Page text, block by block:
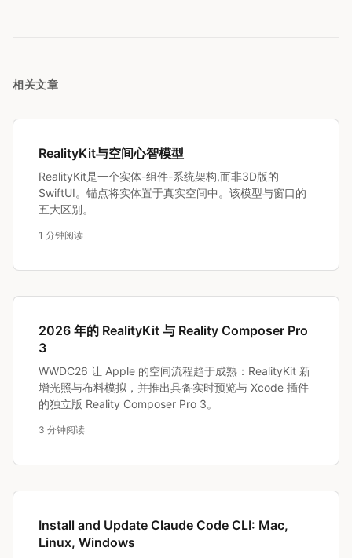
相关文章
RealityKit与空间心智模型
RealityKit是一个实体-组件-系统架构,而非3D版的
SwiftUI。锚点将实体置于真实空间中。该模型与窗口的
五大区别。
1 分钟阅读
2026 年的 RealityKit 与 Reality Composer Pro
3
WWDC26 让 Apple 的空间流程趋于成熟：RealityKit 新
增光照与布料模拟，并推出具备实时预览与 Xcode 插件
的独立版 Reality Composer Pro 3。
3 分钟阅读
Install and Update Claude Code CLI: Mac,
Linux, Windows